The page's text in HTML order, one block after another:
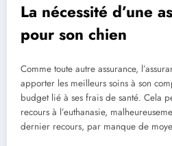
La nécessité d’une
pour son chien
Comme toute autre assurance,
apporter les meilleurs soins à son
budget lié à ses frais de santé. Cela
recours à l’euthanasie,
dernier recours, par manque de